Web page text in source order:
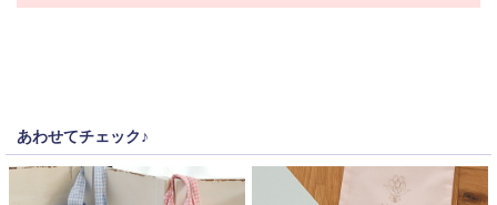
あわせてチェック♪